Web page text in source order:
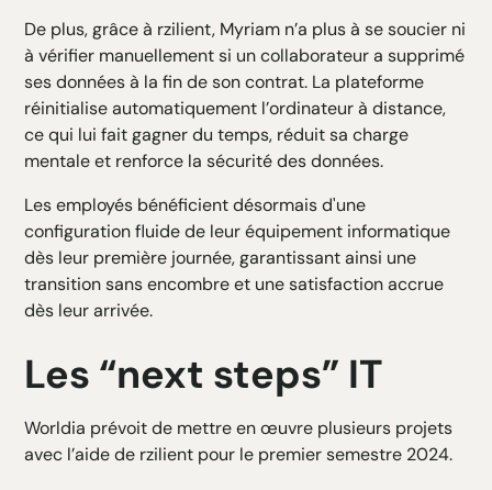
De plus, grâce à rzilient, Myriam n’a plus à se soucier ni
à vérifier manuellement si un collaborateur a supprimé
ses données à la fin de son contrat. La plateforme
réinitialise automatiquement l’ordinateur à distance,
ce qui lui fait gagner du temps, réduit sa charge
mentale et renforce la sécurité des données.
Les employés bénéficient désormais d'une
configuration fluide de leur équipement informatique
dès leur première journée, garantissant ainsi une
transition sans encombre et une satisfaction accrue
dès leur arrivée.
Les “next steps” IT
Worldia prévoit de mettre en œuvre plusieurs projets
avec l’aide de rzilient pour le premier semestre 2024.